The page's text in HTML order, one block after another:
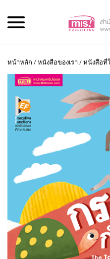
หน้าหลัก /หนังสือของเรา /หนังสือที่